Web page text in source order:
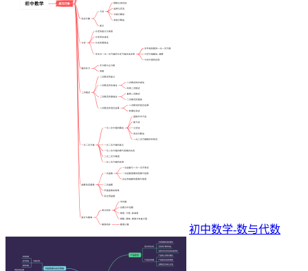
初中数学-数与代数